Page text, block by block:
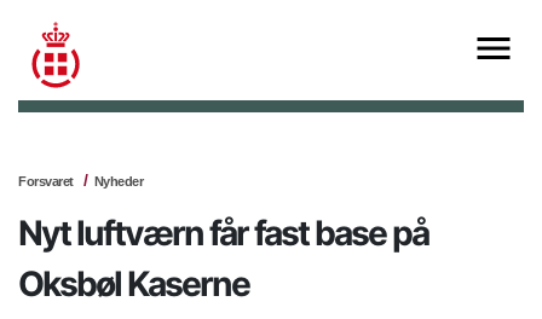
Forsvaret Nyheder
Nyt luftværn får fast base på
Oksbøl Kaserne